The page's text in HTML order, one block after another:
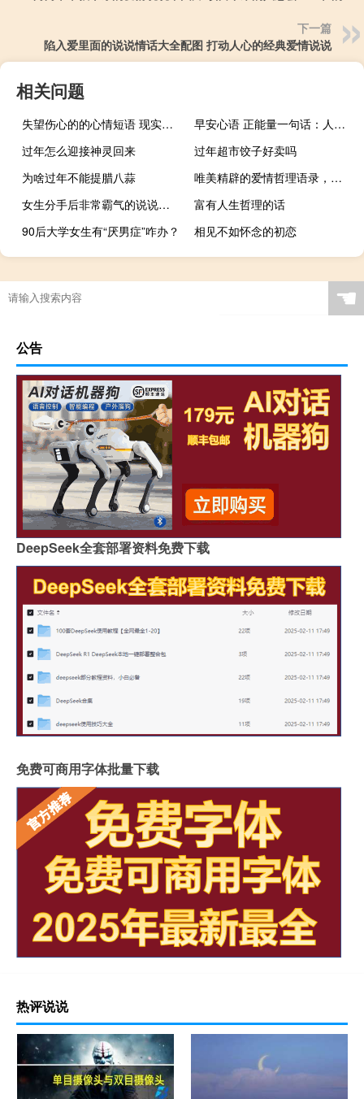
下一篇
陷入爱里面的说说情话大全配图 打动人心的经典爱情说说
相关问题
失望伤心的的心情短语 现实教会我不痛不痒不在乎
早安心语 正能量一句话：人生本就是一场向前的旅行
过年怎么迎接神灵回来
过年超市饺子好卖吗
为啥过年不能提腊八蒜
唯美精辟的爱情哲理语录，句句在理，值得收藏
女生分手后非常霸气的说说：分手应该体面，谁都不要说抱歉
富有人生哲理的话
90后大学女生有“厌男症”咋办？
相见不如怀念的初恋
☚
公告
DeepSeek全套部署资料免费下载
免费可商用字体批量下载
热评说说